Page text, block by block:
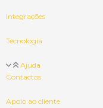
Integrações
Tecnologia
Ajuda
Contactos
Apoio ao cliente